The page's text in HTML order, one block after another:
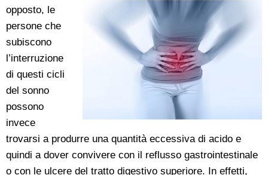
opposto, le
persone che
subiscono
l’interruzione
di questi cicli
del sonno
possono
invece
trovarsi a produrre una quantità eccessiva di acido e
quindi a dover convivere con il reflusso gastrointestinale
o con le ulcere del tratto digestivo superiore. In effetti,